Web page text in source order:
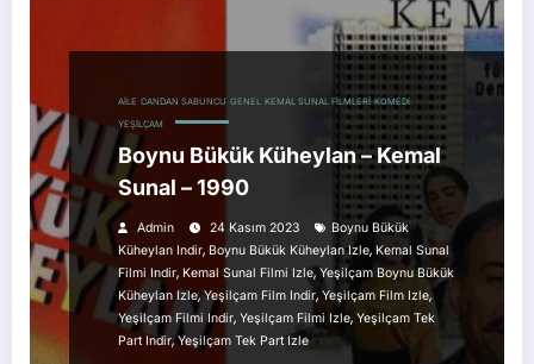
AILE CANDAN SABUNCU GENEL KEMAL SUNAL FILMLERI KOMEDI
YEŞILÇAM
Boynu Bükük Küheylan – Kemal
Sunal – 1990
Admin 24 Kasım 2023
Boynu Bükük
Küheylan Indir, Boynu Bükük Küheylan Izle, Kemal Sunal
Filmi Indir, Kemal Sunal Filmi Izle,Yeşilçam Boynu Bükük
Küheylan Izle,Yeşilçam Film Indir, Yeşilçam Film Izle,
Yeşilçam Filmi Indir, Yeşilçam Filmi Izle, Yeşilçam Tek
Part Indir,Yeşilçam Tek Part Izle